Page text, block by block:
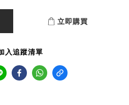
立即購買
入追蹤清單